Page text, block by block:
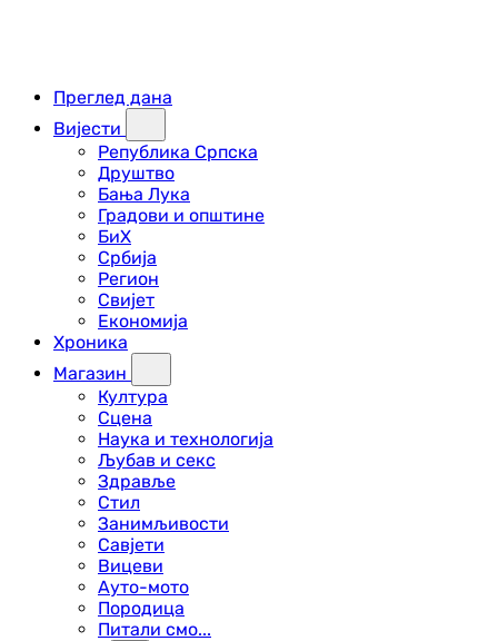
Преглед дана
Вијести
Република Српска
Друштво
Бања Лука
Градови и општине
БиХ
Србија
Регион
Свијет
Економија
Хроника
Магазин
Култура
Сцена
Наука и технологија
Љубав и секс
Здравље
Стил
Занимљивости
Савјети
Вицеви
Ауто-мото
Породица
Питали смо...